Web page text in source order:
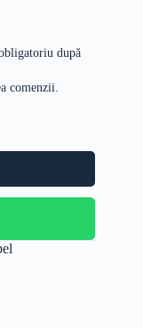
după
comenzii.